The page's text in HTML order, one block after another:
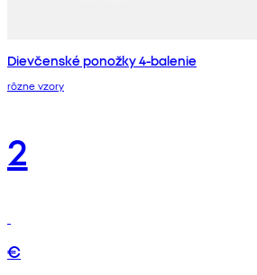
Dievčenské ponožky 4-balenie
rôzne vzory
2
€